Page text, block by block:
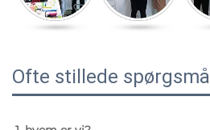
Ofte stillede spørgsmål